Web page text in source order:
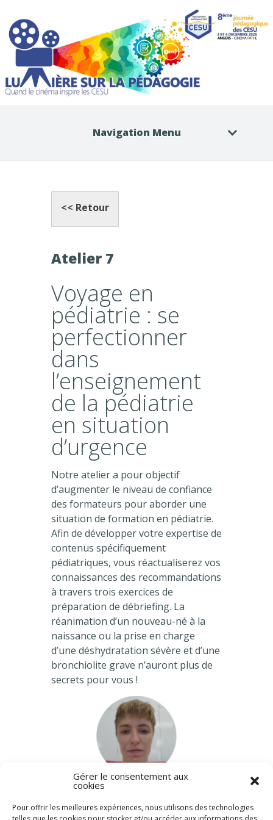
Gérer le consentement aux
cookies
Pour offrir les meilleures expériences, nous utilisons des technologies
Navigation Menu
<< Retour
Atelier 7
Voyage en
pédiatrie : se
perfectionner
dans
l’enseignement
de la pédiatrie
en situation
d’urgence
Notre atelier a pour objectif
d’augmenter le niveau de confiance
des formateurs pour aborder une
situation de formation en pédiatrie.
Afin de développer votre expertise de
contenus spécifiquement
pédiatriques, vous réactualiserez vos
connaissances des recommandations
à travers trois exercices de
préparation de débriefing. La
réanimation d’un nouveau-né à la
naissance ou la prise en charge
d’une déshydratation sévère et d’une
bronchiolite grave n’auront plus de
secrets pour vous !
Dr Aurélie BRINGER